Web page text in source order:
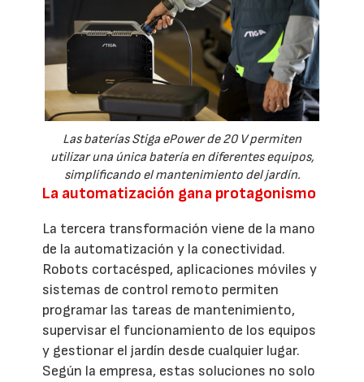
Las baterías Stiga ePower de 20 V permiten
utilizar una única batería en diferentes equipos,
simplificando el mantenimiento del jardín.
La automatización gana protagonismo
La tercera transformación viene de la mano
de la automatización y la conectividad.
Robots cortacésped, aplicaciones móviles y
sistemas de control remoto permiten
programar las tareas de mantenimiento,
supervisar el funcionamiento de los equipos
y gestionar el jardín desde cualquier lugar.
Según la empresa, estas soluciones no solo